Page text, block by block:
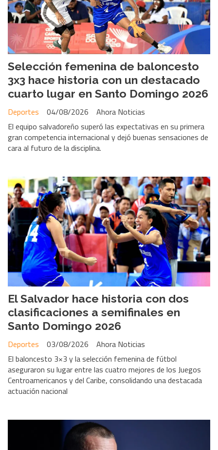
Selección femenina de baloncesto
3x3 hace historia con un destacado
cuarto lugar en Santo Domingo 2026
Ahora Noticias
Deportes
04/08/2026
El equipo salvadoreño superó las expectativas en su primera
gran competencia internacional y dejó buenas sensaciones de
cara al futuro de la disciplina.
El Salvador hace historia con dos
clasificaciones a semifinales en
Santo Domingo 2026
Ahora Noticias
Deportes
03/08/2026
El baloncesto 3×3 y la selección femenina de fútbol
aseguraron su lugar entre las cuatro mejores de los Juegos
Centroamericanos y del Caribe, consolidando una destacada
actuación nacional